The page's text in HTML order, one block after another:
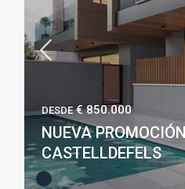
DESDE€ 850.000
NUEVA
CASTELLDEFELS